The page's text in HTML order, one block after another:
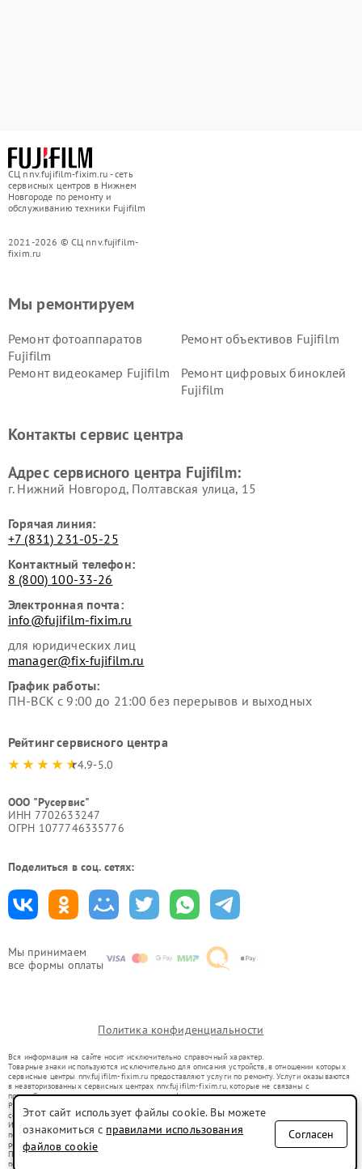
СЦ nnv.fujifilm-fixim.ru - сеть
сервисных центров в Нижнем
Новгороде по ремонту и
обслуживанию техники Fujifilm
2021-2026 © СЦ nnv.fujifilm-
fixim.ru
Мы принимаем
все формы оплаты
Мы ремонтируем
Ремонт фотоаппаратов
Fujifilm
Ремонт объективов Fujifilm
Ремонт видеокамер Fujifilm
Ремонт цифровых биноклей
Fujifilm
Контакты сервис центра
Адрес сервисного центра Fujifilm:
г. Нижний Новгород, Полтавская улица, 15
Горячая линия:
+7 (831) 231-05-25
Контактный телефон:
8 (800) 100-33-26
Электронная почта:
info@fujifilm-fixim.ru
для юридических лиц
manager@fix-fujifilm.ru
График работы:
ПН-ВСК с 9:00 до 21:00 без перерывов и выходных
Рейтинг сервисного центра
4.9-5.0
ООО "Русервис"
ИНН 7702633247
ОГРН 1077746335776
Поделиться в соц. сетях:
Политика конфиденциальности
Вся информация на сайте носит исключительно справочный характер.
Товарные знаки используются исключительно для описания устройств, в отношении которых
сервисные центры nnv.fujifilm-fixim.ru предоставляют услуги по ремонту. Услуги оказываются
в неавторизованных сервисных центрах nnv.fujifilm-fixim.ru, которые не связаны с
правообладателями товарных знаков или их официальными представителями.
Ремонт осуществляется для устройств, уже введенных в гражданский оборот в соответствии
со статьей 1487 ГК РФ.
Использование товарных знаков не преследует цели индивидуализации услуг или введения
потребителей в заблуждение, а служит для информирования о предоставляемых услугах по
ремонту техники указанных брендов.
Представленная на сайте информация не является публичной офертой, определяемой
положениями Статьи 437(2) Гражданского кодекса РФ
Этот сайт использует файлы cookie. Вы можете
ознакомиться с правилами использования
файлов cookie
Согласен